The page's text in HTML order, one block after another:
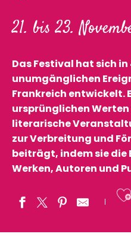
21. bis 23.
Das Festival hat sich
unumgänglichen
Frankreich entwickelt.
ursprünglichen
literarische
zur Verbreitung und
beiträgt, indem sie die
Werken, Autoren und